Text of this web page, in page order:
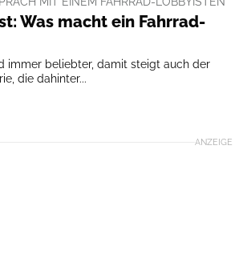
Was macht ein Fahrrad-
immer beliebter, damit steigt auch der
die dahinter...
ANZEIGE